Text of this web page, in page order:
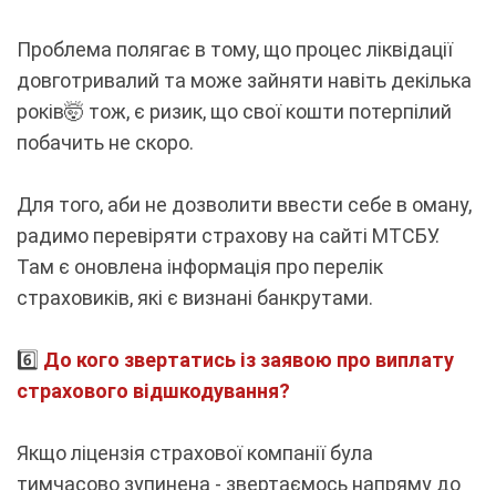
Проблема полягає в тому, що процес ліквідації
довготривалий та може зайняти навіть декілька
років🤯 тож, є ризик, що свої кошти потерпілий
побачить не скоро.
Для того, аби не дозволити ввести себе в оману,
радимо перевіряти страхову на сайті МТСБУ.
Там є оновлена інформація про перелік
страховиків, які є визнані банкрутами.
6️⃣ До кого звертатись із заявою про виплату
страхового відшкодування?
Якщо ліцензія страхової компанії була
тимчасово зупинена - звертаємось напряму до